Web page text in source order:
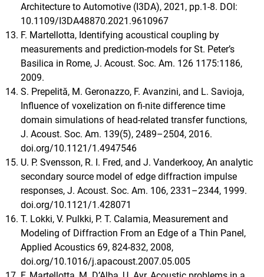
Architecture to Automotive (I3DA), 2021, pp.1-8. DOI:
10.1109/I3DA48870.2021.9610967
F. Martellotta, Identifying acoustical coupling by
measurements and prediction-models for St. Peter’s
Basilica in Rome, J. Acoust. Soc. Am. 126 1175:1186,
2009.
S. Prepelită, M. Geronazzo, F. Avanzini, and L. Savioja,
Influence of voxelization on fi-nite difference time
domain simulations of head-related transfer functions,
J. Acoust. Soc. Am. 139(5), 2489–2504, 2016.
doi.org/10.1121/1.4947546
U. P. Svensson, R. I. Fred, and J. Vanderkooy, An analytic
secondary source model of edge diffraction impulse
responses, J. Acoust. Soc. Am. 106, 2331–2344, 1999.
doi.org/10.1121/1.428071
T. Lokki, V. Pulkki, P. T. Calamia, Measurement and
Modeling of Diffraction From an Edge of a Thin Panel,
Applied Acoustics 69, 824-832, 2008,
doi.org/10.1016/j.apacoust.2007.05.005